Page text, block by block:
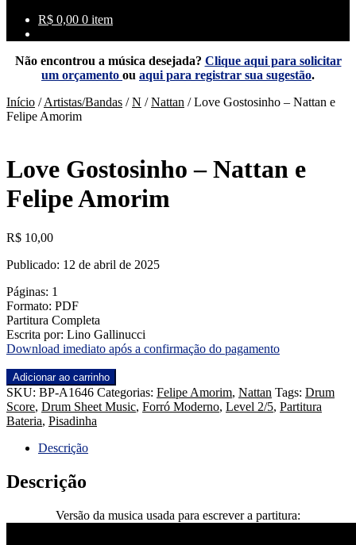
R$ 0,00 0 item
Não encontrou a música desejada? Clique aqui para solicitar
um orçamento ou aqui para registrar sua sugestão.
Início /Artistas/Bandas /N /Nattan /Love Gostosinho – Nattan e
Felipe Amorim
Love Gostosinho – Nattan e
Felipe Amorim
R$ 10,00
Publicado: 12 de abril de 2025
Páginas: 1
Formato: PDF
Partitura Completa
Escrita por: Lino Gallinucci
Download imediato após a confirmação do pagamento
Love
Gostosinho
-
Nattan
Felipe
quantidade
Adicionar ao carrinho
SKU: BP-A1646 Categorias: Felipe Amorim, Nattan Tags: Drum
Score, Drum Sheet Music, Forró Moderno, Level 2/5, Partitura
Bateria, Pisadinha
Descrição
Descrição
Versão da musica usada para escrever a partitura: